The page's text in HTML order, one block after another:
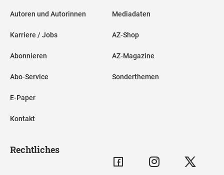
Autoren und Autorinnen
Karriere / Jobs
Abonnieren
Abo-Service
E-Paper
Kontakt
Mediadaten
AZ-Shop
AZ-Magazine
Sonderthemen
Rechtliches